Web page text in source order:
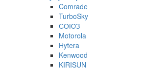
Comrade
TurboSky
СОЮЗ
Motorola
Hytera
Kenwood
KIRISUN